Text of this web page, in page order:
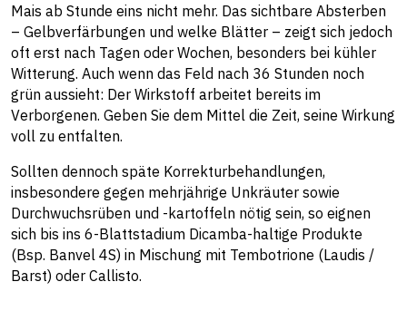
Mais ab Stunde eins nicht mehr. Das sichtbare Absterben
– Gelbverfärbungen und welke Blätter – zeigt sich jedoch
oft erst nach Tagen oder Wochen, besonders bei kühler
Witterung. Auch wenn das Feld nach 36 Stunden noch
grün aussieht: Der Wirkstoff arbeitet bereits im
Verborgenen. Geben Sie dem Mittel die Zeit, seine Wirkung
voll zu entfalten.
Sollten dennoch späte Korrekturbehandlungen,
insbesondere gegen mehrjährige Unkräuter sowie
Durchwuchsrüben und -kartoffeln nötig sein, so eignen
sich bis ins 6-Blattstadium Dicamba-haltige Produkte
(Bsp. Banvel 4S) in Mischung mit Tembotrione (Laudis /
Barst) oder Callisto.